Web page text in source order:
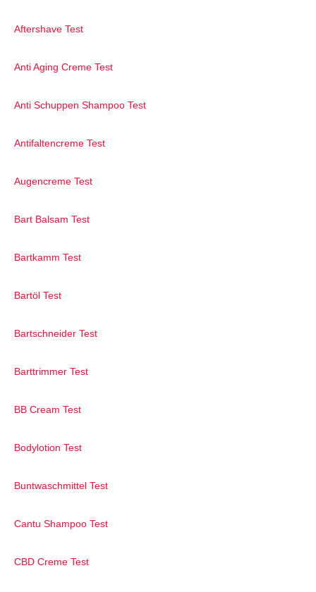
Aftershave Test
Anti Aging Creme Test
Anti Schuppen Shampoo Test
Antifaltencreme Test
Augencreme Test
Bart Balsam Test
Bartkamm Test
Bartöl Test
Bartschneider Test
Barttrimmer Test
BB Cream Test
Bodylotion Test
Buntwaschmittel Test
Cantu Shampoo Test
CBD Creme Test